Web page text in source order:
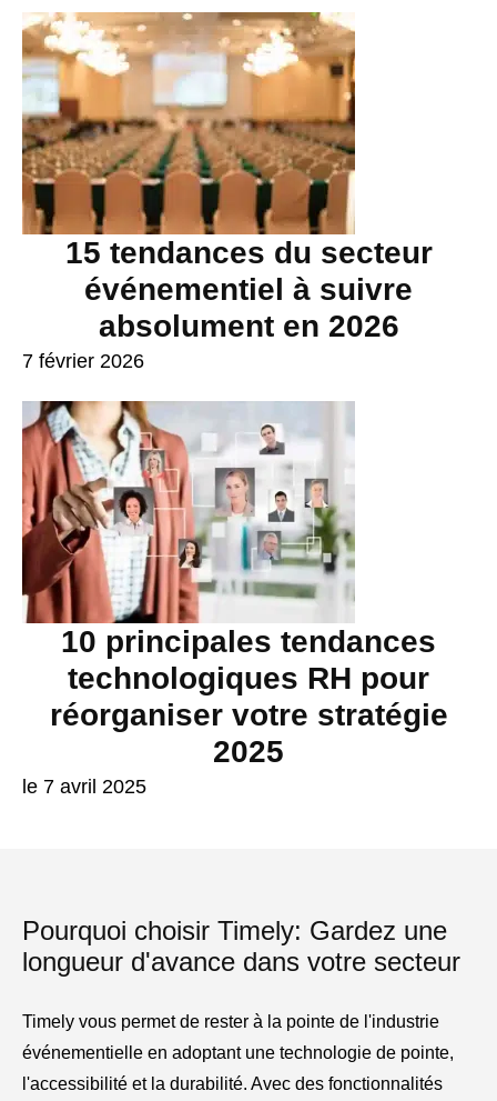
15 tendances du secteur
événementiel à suivre
absolument en 2026
7 février 2026
10 principales tendances
technologiques RH pour
réorganiser votre stratégie
2025
le 7 avril 2025
Pourquoi choisir Timely: Gardez une
longueur d'avance dans votre secteur
Timely vous permet de rester à la pointe de l'industrie
événementielle en adoptant une technologie de pointe,
l'accessibilité et la durabilité. Avec des fonctionnalités